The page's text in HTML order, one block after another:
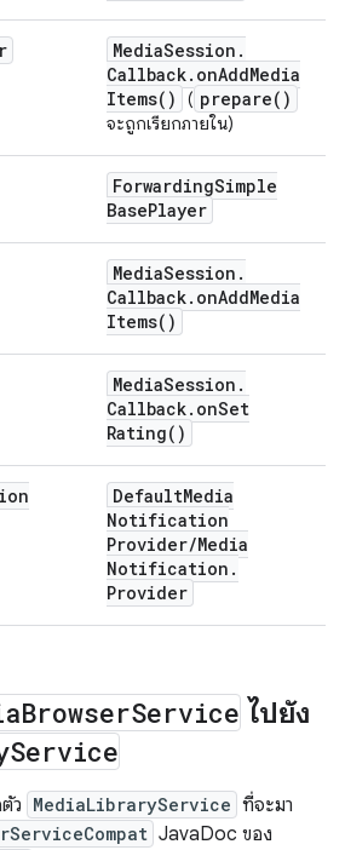
MediaSession .
Callback. onAddMedia
Items( ) ( prepare( )
จะถูกเรียกภายใน)
ForwardingSimple
BasePlayer
MediaSession .
Callback. onAddMedia
Items( )
MediaSession .
Callback. onSet
Rating( )
DefaultMedia
Notification
Provider/Media
Notification .
Provider
BrowserService ไปยัง
Service
ว MediaLibraryService ที่จะมา
JavaDoc ของ